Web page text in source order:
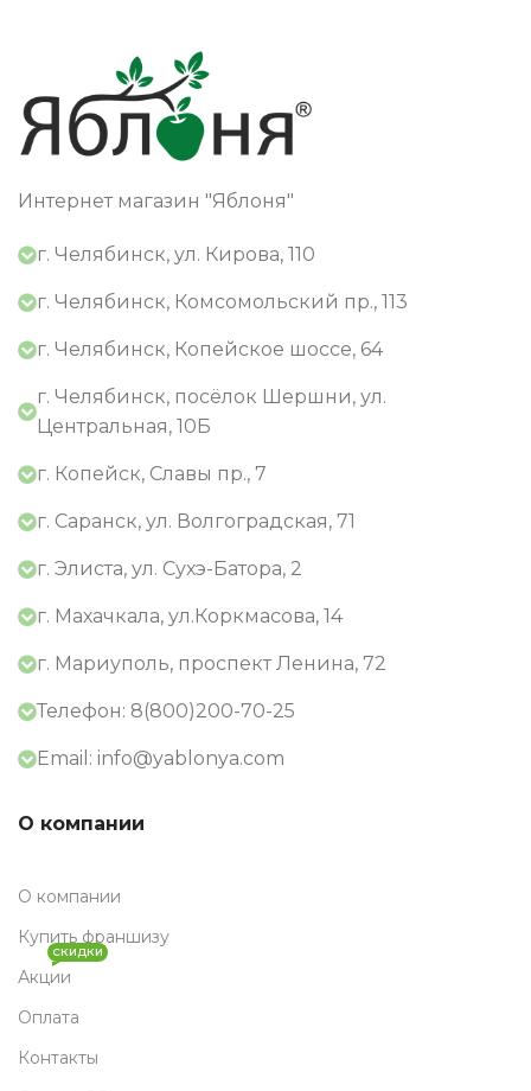
Интернет магазин "Яблоня"
г. Челябинск, ул. Кирова, 110
г. Челябинск, Комсомольский пр., 113
г. Челябинск, Копейское шоссе, 64
г. Челябинск, посёлок Шершни, ул.
Центральная, 10Б
г. Копейск, Славы пр., 7
г. Саранск, ул. Волгоградская, 71
г. Элиста, ул. Сухэ-Батора, 2
г. Махачкала, ул.Коркмасова, 14
г. Мариуполь, проспект Ленина, 72
Телефон: 8(800)200-70-25
Email: info@yablonya.com
О компании
О компании
Купить франшизу
Акции
СКИДКИ
Оплата
Контакты